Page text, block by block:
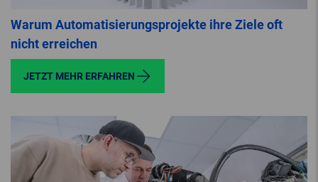
Warum Automatisierungsprojekte ihre Ziele oft
nicht erreichen
JETZT MEHR ERFAHREN